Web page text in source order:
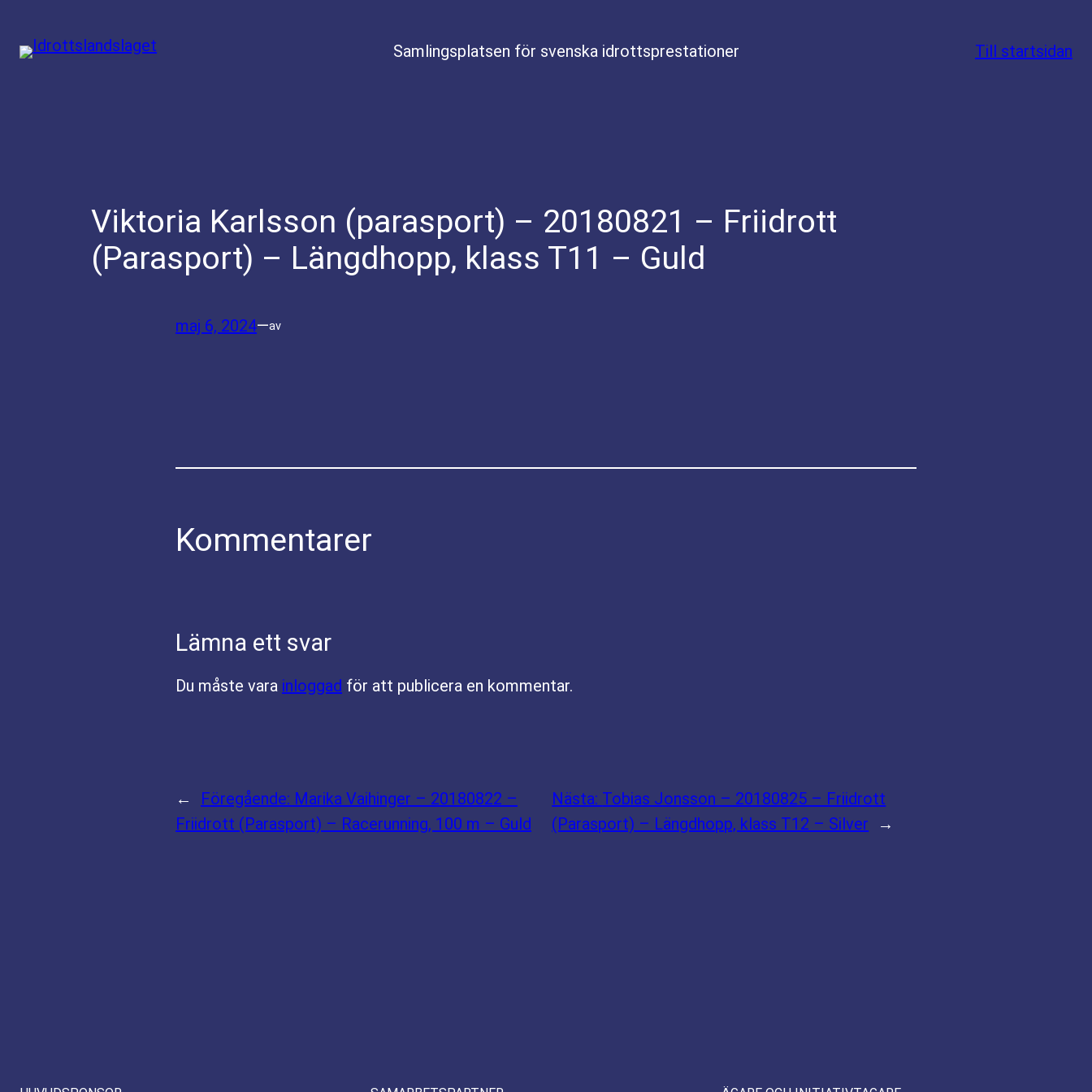
till
Samlingsplatsen för svenska idrottsprestationer Till startsidan
Viktoria Karlsson (parasport) – 20180821 – Friidrott
(Parasport) – Längdhopp, klass T11 – Guld
maj 6, 2024—av
Kommentarer
Lämna ett svar
Du måste vara inloggad för att publicera en kommentar.
← Föregående: Marika Vaihinger – 20180822 –
Friidrott (Parasport) – Racerunning, 100 m – Guld
Nästa: Tobias Jonsson – 20180825 – Friidrott
(Parasport) – Längdhopp, klass T12 – Silver
→